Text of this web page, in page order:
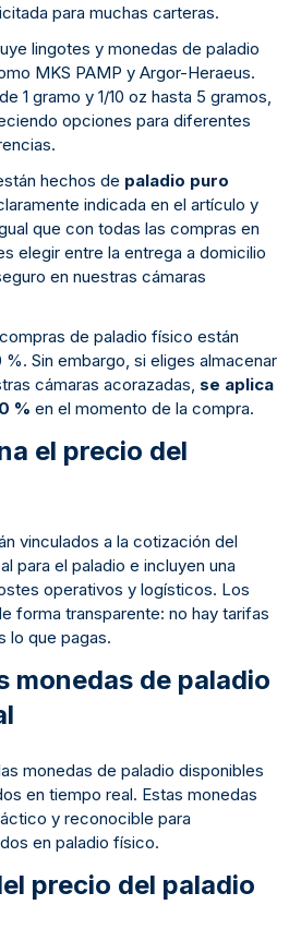
para muchas carteras.
lingotes y monedas de paladio
MKS PAMP y Argor-Heraeus.
1 gramo y 1/10 oz hasta 5 gramos,
opciones para diferentes
hechos de paladio puro
indicada en el artículo y
que con todas las compras en
elegir entre la entrega a domicilio
en nuestras cámaras
de paladio físico están
%. Sin embargo, si eliges almacenar
cámaras acorazadas, se aplica
% en el momento de la compra.
el precio del
vinculados a la cotización del
para el paladio e incluyen una
operativos y logísticos. Los
forma transparente: no hay tarifas
lo que pagas.
monedas de paladio
monedas de paladio disponibles
en tiempo real. Estas monedas
y reconocible para
en paladio físico.
precio del paladio